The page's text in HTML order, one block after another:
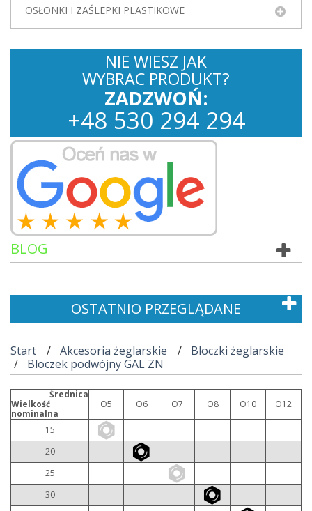
OSŁONKI I ZAŚLEPKI PLASTIKOWE
NIE WIESZ JAK
WYBRAC PRODUKT?
ZADZWOŃ:
+48 530 294 294
BLOG
OSTATNIO PRZEGLĄDANE
Start Akcesoria żeglarskie
Bloczki żeglarskie
Bloczek podwójny GAL ZN
Średnica
Wielkość
nominalna
O5 O6 O7 O8 O10 O12
15
20
25
30